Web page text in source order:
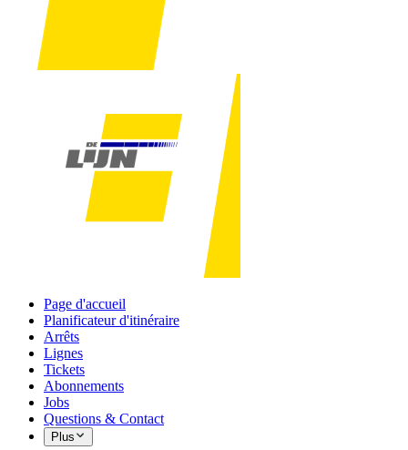
Page d'accueil
Planificateur d'itinéraire
Arrêts
Lignes
Tickets
Abonnements
Jobs
Questions & Contact
Plus